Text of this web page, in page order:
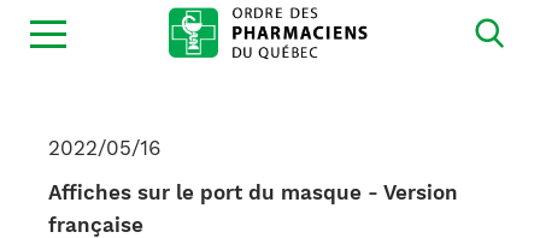
Ouvrir
la
2022/05/16
Affiches sur le port du masque - Version
française